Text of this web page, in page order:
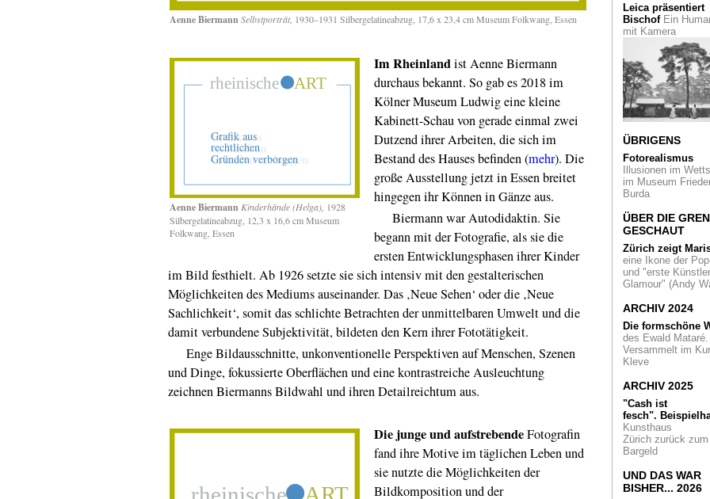
Aenne Biermann Selbstporträt, 1930–1931 Silbergelatineabzug, 17,6 x 23,4 cm Museum Folkwang, Essen
Aenne Biermann Kinderhände (Helga), 1928
Silbergelatineabzug, 12,3 x 16,6 cm Museum
Folkwang, Essen
Im Rheinlandist Aenne Biermann
durchaus bekannt. So gab es 2018 im
Kölner Museum Ludwig eine kleine
Kabinett-Schau von gerade einmal zwei
Dutzend ihrer Arbeiten, die sich im
Bestand des Hauses befinden (mehr). Die
große Ausstellung jetzt in Essen breitet
hingegen ihr Können in Gänze aus.
Biermann war Autodidaktin. Sie
begann mit der Fotografie, als sie die
ersten Entwicklungsphasen ihrer Kinder
im Bild festhielt. Ab 1926 setzte sie sich intensiv mit den gestalterischen
Möglichkeiten des Mediums auseinander. Das ‚Neue Sehen‘ oder die ‚Neue
Sachlichkeit‘, somit das schlichte Betrachten der unmittelbaren Umwelt und die
damit verbundene Subjektivität, bildeten den Kern ihrer Fototätigkeit.
Enge Bildausschnitte, unkonventionelle Perspektiven auf Menschen, Szenen
und Dinge, fokussierte Oberflächen und eine kontrastreiche Ausleuchtung
zeichnen Biermanns Bildwahl und ihren Detailreichtum aus.
Die jungeund aufstrebendeFotografin
fand ihre Motive im täglichen Leben und
sie nutzte die Möglichkeiten der
Bildkomposition und der
Wie regierte Karl
Große?
Ein Essay
liefert ein
neues Bild über
legendären
Frankenkönig
C.A.R.Sie dürfte in
gewesen sein: die
Kunstmesse
art ruhr.
Schönheiten
Kölner Kollwitz
Sechs Jahrzehnte
British Way of Life.
Eine Fotoschau in
Mies van der Rohe
Award
2019 zeigt
Baukultur NRW im
Köln
Malerei aus der
In der Leica
Ruhmeshalle
Vogel - Meister der
Vielfalt
50 Jahre Kult-Band
Leica präsentiert
BischofEin
mit Kamera
ÜBRIGENS
Fotorealismus
Illusionen im
im Museum
Burda
ÜBER DIE
GESCHAUT
Zürich zeigt
eine Ikone der
und "erste
Glamour" (Andy
ARCHIV 2024
Die formschöne
des Ewald Mataré.
Versammelt im
Kleve
ARCHIV 2025
"Cash ist
fesch".
Kunsthaus
Zürich zurück zum
Bargeld
UND DAS WAR
BISHER... 2026